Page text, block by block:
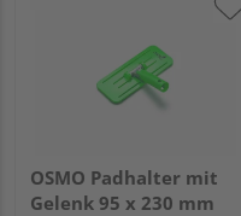
OSMO Padhalter mit
Gelenk 95 x 230 mm